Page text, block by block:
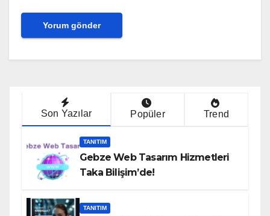
Son Yazılar Popüler Trend
TANITIM
Gebze Web Tasarım Hizmetleri
Taka Bilişim’de!
TANITIM